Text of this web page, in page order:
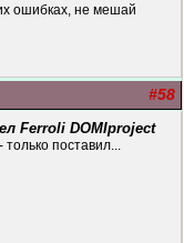
ошибках, не мешай
#58
Ferroli DOMIproject
только поставил...